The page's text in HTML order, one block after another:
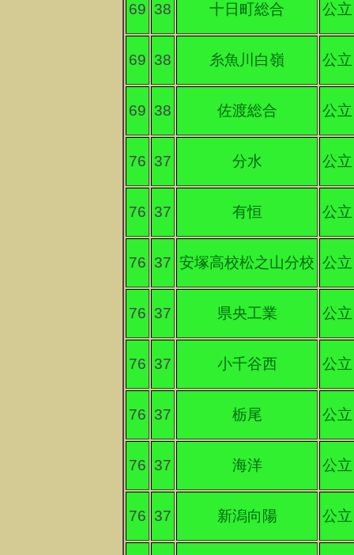
69 38 十日町総合 公立
69 38 糸魚川白嶺 公立
69 38 佐渡総合 公立
76 37 分水 公立
76 37 有恒 公立
76 37 安塚高校松之山分校 公立
76 37 県央工業 公立
76 37 小千谷西 公立
76 37 栃尾 公立
76 37 海洋 公立
76 37 新潟向陽 公立